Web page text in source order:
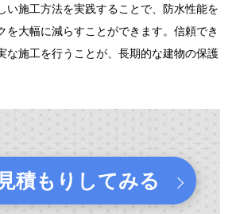
い施工方法を実践することで、防水性能を
を大幅に減らすことができます。信頼でき
な施工を行うことが、長期的な建物の保護
積もりしてみる